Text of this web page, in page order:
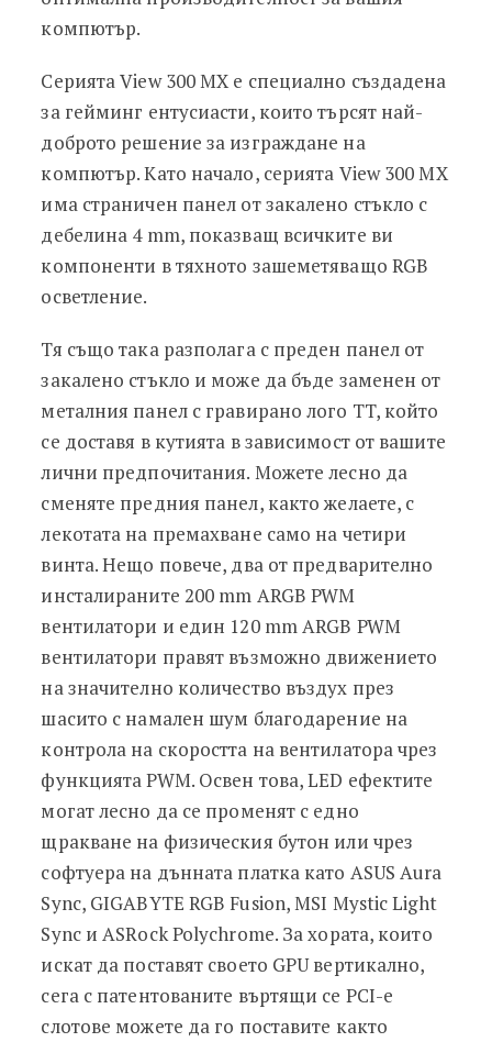
компютър.
Серията View 300 MX е специално създадена
за гейминг ентусиасти, които търсят най-
доброто решение за изграждане на
компютър. Като начало, серията View 300 MX
има страничен панел от закалено стъкло с
дебелина 4 mm, показващ всичките ви
компоненти в тяхното зашеметяващо RGB
осветление.
Тя също така разполага с преден панел от
закалено стъкло и може да бъде заменен от
металния панел с гравирано лого TT, който
се доставя в кутията в зависимост от вашите
лични предпочитания. Можете лесно да
сменяте предния панел, както желаете, с
лекотата на премахване само на четири
винта. Нещо повече, два от предварително
инсталираните 200 mm ARGB PWM
вентилатори и един 120 mm ARGB PWM
вентилатори правят възможно движението
на значително количество въздух през
шасито с намален шум благодарение на
контрола на скоростта на вентилатора чрез
функцията PWM. Освен това, LED ефектите
могат лесно да се променят с едно
щракване на физическия бутон или чрез
софтуера на дънната платка като ASUS Aura
Sync, GIGABYTE RGB Fusion, MSI Mystic Light
Sync и ASRock Polychrome. За хората, които
искат да поставят своето GPU вертикално,
сега с патентованите въртящи се PCI-e
слотове можете да го поставите както